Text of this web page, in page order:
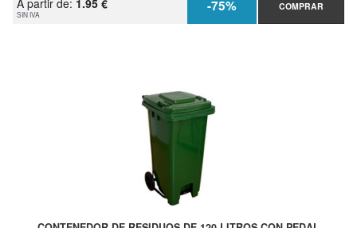
A partir de: 1.95 €
SIN IVA -75% COMPRAR